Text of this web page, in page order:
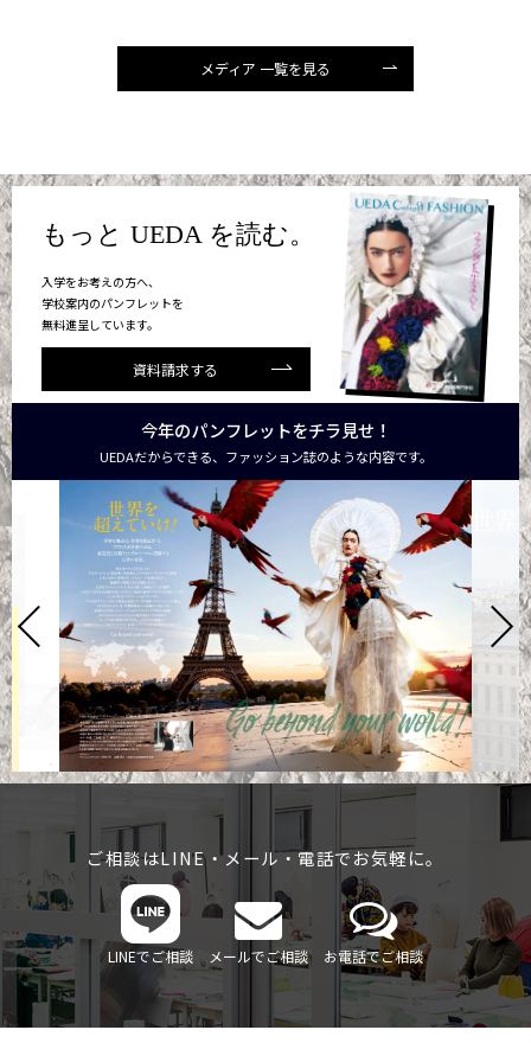
メディア 一覧を見る
もっと UEDA を読む。
入学をお考えの方へ、
学校案内のパンフレットを
無料進呈しています。
資料請求する
今年のパンフレットをチラ見せ！
UEDAだからできる、ファッション誌のような内容です。
ご相談はLINE・メール・電話でお気軽に。
LINEでご相談 メールでご相談 お電話でご相談